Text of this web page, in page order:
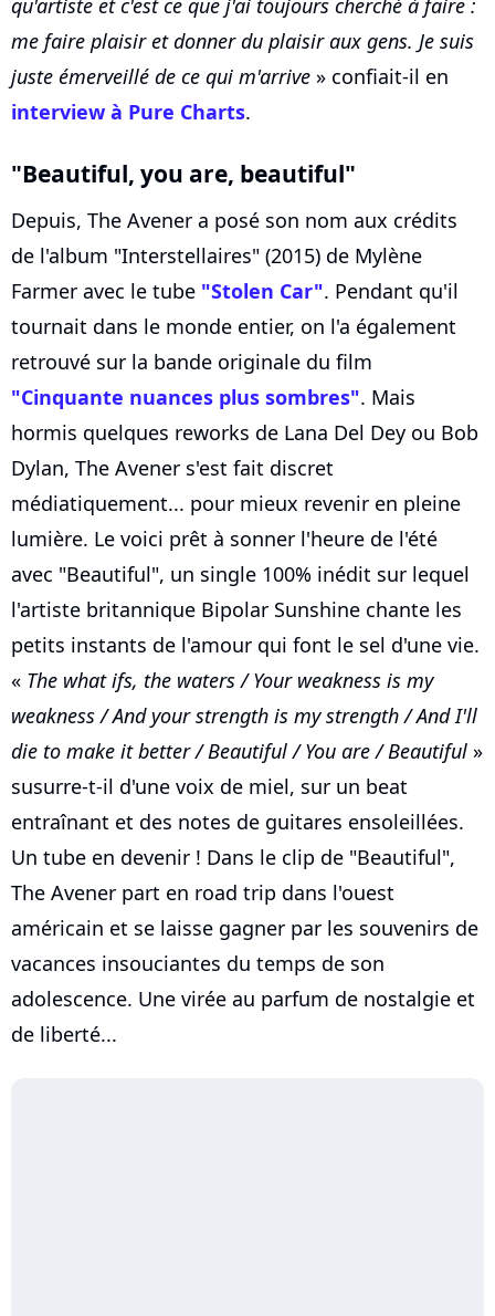
qu'artiste et c'est ce que j'ai toujours cherché à faire :
me faire plaisir et donner du plaisir aux gens. Je suis
juste émerveillé de ce qui m'arrive » confiait-il en
interview à Pure Charts.
"Beautiful, you are, beautiful"
Depuis, The Avener a posé son nom aux crédits
de l'album "Interstellaires" (2015) de Mylène
Farmer avec le tube "Stolen Car". Pendant qu'il
tournait dans le monde entier, on l'a également
retrouvé sur la bande originale du film
"Cinquante nuances plus sombres". Mais
hormis quelques reworks de Lana Del Dey ou Bob
Dylan, The Avener s'est fait discret
médiatiquement... pour mieux revenir en pleine
lumière. Le voici prêt à sonner l'heure de l'été
avec "Beautiful", un single 100% inédit sur lequel
l'artiste britannique Bipolar Sunshine chante les
petits instants de l'amour qui font le sel d'une vie.
« The what ifs, the waters / Your weakness is my
weakness / And your strength is my strength / And I'll
die to make it better / Beautiful / You are / Beautiful »
susurre-t-il d'une voix de miel, sur un beat
entraînant et des notes de guitares ensoleillées.
Un tube en devenir ! Dans le clip de "Beautiful",
The Avener part en road trip dans l'ouest
américain et se laisse gagner par les souvenirs de
vacances insouciantes du temps de son
adolescence. Une virée au parfum de nostalgie et
de liberté...